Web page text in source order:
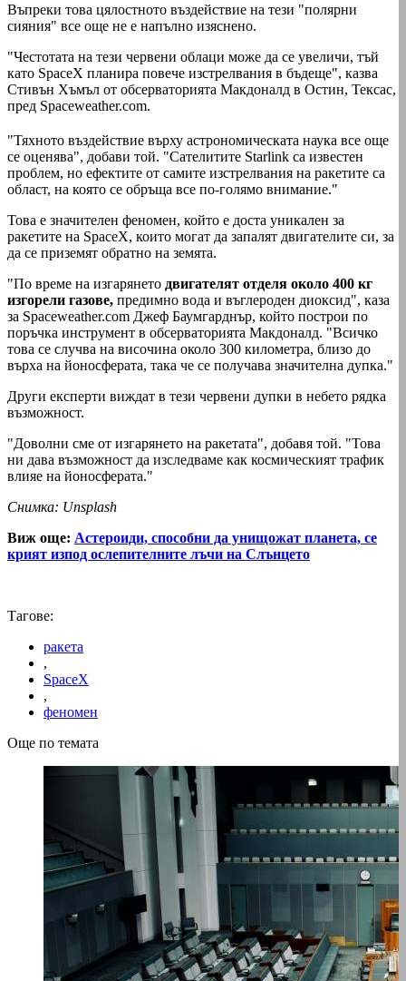
Въпреки това цялостното въздействие на тези "полярни
сияния" все още не е напълно изяснено.
"Честотата на тези червени облаци може да се увеличи, тъй
като SpaceX планира повече изстрелвания в бъдеще", казва
Стивън Хъмъл от обсерваторията Макдоналд в Остин, Тексас,
пред Spaceweather.com.
"Тяхното въздействие върху астрономическата наука все още
се оценява", добави той. "Сателитите Starlink са известен
проблем, но ефектите от самите изстрелвания на ракетите са
област, на която се обръща все по-голямо внимание."
Това е значителен феномен, който е доста уникален за
ракетите на SpaceX, които могат да запалят двигателите си, за
да се приземят обратно на земята.
"По време на изгарянето двигателят отделя около 400 кг
изгорели газове, предимно вода и въглероден диоксид", каза
за Spaceweather.com Джеф Баумгарднър, който построи по
поръчка инструмент в обсерваторията Макдоналд. "Всичко
това се случва на височина около 300 километра, близо до
върха на йоносферата, така че се получава значителна дупка."
Други експерти виждат в тези червени дупки в небето рядка
възможност.
"Доволни сме от изгарянето на ракетата", добавя той. "Това
ни дава възможност да изследваме как космическият трафик
влияе на йоносферата."
Снимка: Unsplash
Виж още: Астероиди, способни да унищожат планета, се
крият изпод ослепителните лъчи на Слънцето
Тагове:
ракета
,
SpaceX
,
феномен
Още по темата